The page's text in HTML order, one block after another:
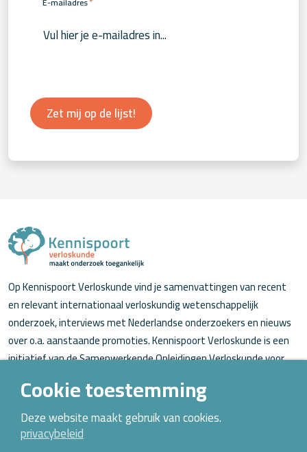
Zet mij op de lijst!
Op Kennispoort Verloskunde vind je samenvattingen van recent
en relevant internationaal verloskundig wetenschappelijk
onderzoek, interviews met Nederlandse onderzoekers en nieuws
over o.a. aanstaande promoties. Kennispoort Verloskunde is een
initiatief van de Samenwerkende Opleidingen Verloskunde voor
Over Kennispoort Verloskunde
Contact
Cookie toestemming
Deze website maakt gebruik van cookies.
privacybeleid